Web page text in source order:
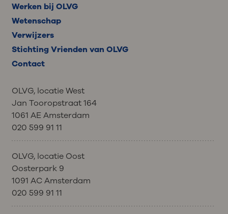
Werken bij OLVG
Wetenschap
Verwijzers
Stichting Vrienden van OLVG
Contact
OLVG, locatie West
Jan Tooropstraat 164
1061 AE Amsterdam
020 599 91 11
OLVG, locatie Oost
Oosterpark 9
1091 AC Amsterdam
020 599 91 11